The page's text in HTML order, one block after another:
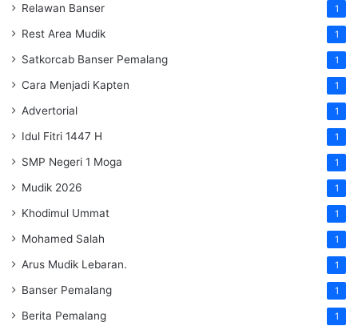
Relawan Banser 1
Rest Area Mudik 1
Satkorcab Banser Pemalang 1
Cara Menjadi Kapten 1
Advertorial 1
Idul Fitri 1447 H 1
SMP Negeri 1 Moga 1
Mudik 2026 1
Khodimul Ummat 1
Mohamed Salah 1
Arus Mudik Lebaran. 1
Banser Pemalang 1
Berita Pemalang 1